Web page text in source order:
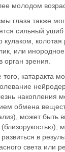
молодом
глаза также
сильный ушиб
колотая
или инородное
зрения.
катаракта
накопления
обмена
может быть
в
света или